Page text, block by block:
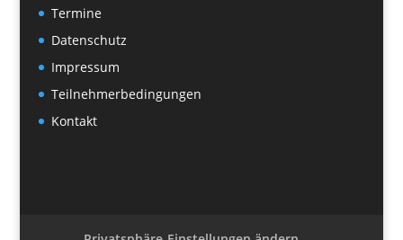
Termine
Datenschutz
Impressum
Teilnehmerbedingungen
Kontakt